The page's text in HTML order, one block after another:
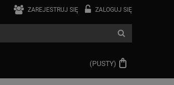
ZAREJESTRUJ SIĘ ZALOGUJ SIĘ
(PUSTY)